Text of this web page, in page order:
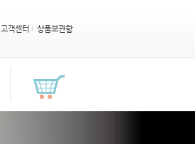
고객센터 상품보관함